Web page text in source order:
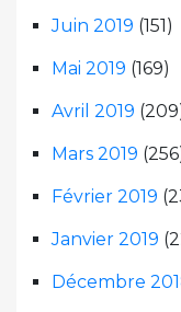
Juin 2019 (151)
Mai 2019 (169)
Avril 2019
Mars 2019
Février 2019
Janvier 2019
Décembre